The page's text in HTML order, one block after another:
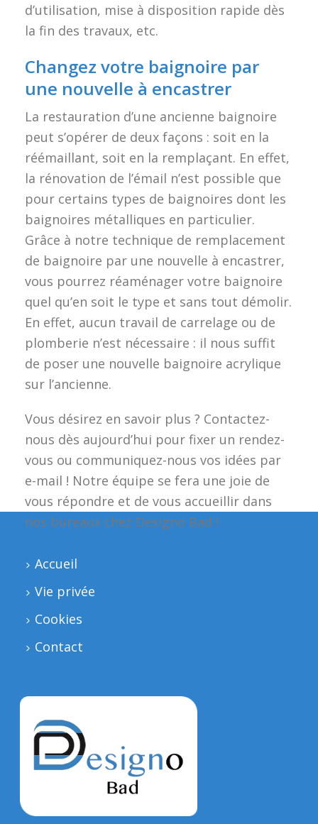
d’utilisation, mise à disposition rapide dès
la fin des travaux, etc.
Changez votre baignoire par
une nouvelle à encastrer
La restauration d’une ancienne baignoire
peut s’opérer de deux façons : soit en la
réémaillant, soit en la remplaçant. En effet,
la rénovation de l’émail n’est possible que
pour certains types de baignoires dont les
baignoires métalliques en particulier.
Grâce à notre technique de remplacement
de baignoire par une nouvelle à encastrer,
vous pourrez réaménager votre baignoire
quel qu’en soit le type et sans tout démolir.
En effet, aucun travail de carrelage ou de
plomberie n’est nécessaire : il nous suffit
de poser une nouvelle baignoire acrylique
sur l’ancienne.
Vous désirez en savoir plus ? Contactez-
nous dès aujourd’hui pour fixer un rendez-
vous ou communiquez-nous vos idées par
e-mail ! Notre équipe se fera une joie de
vous répondre et de vous accueillir dans
nos bureaux chez Designo Bad !
Accueil
Vie privée
Cookies
Contact